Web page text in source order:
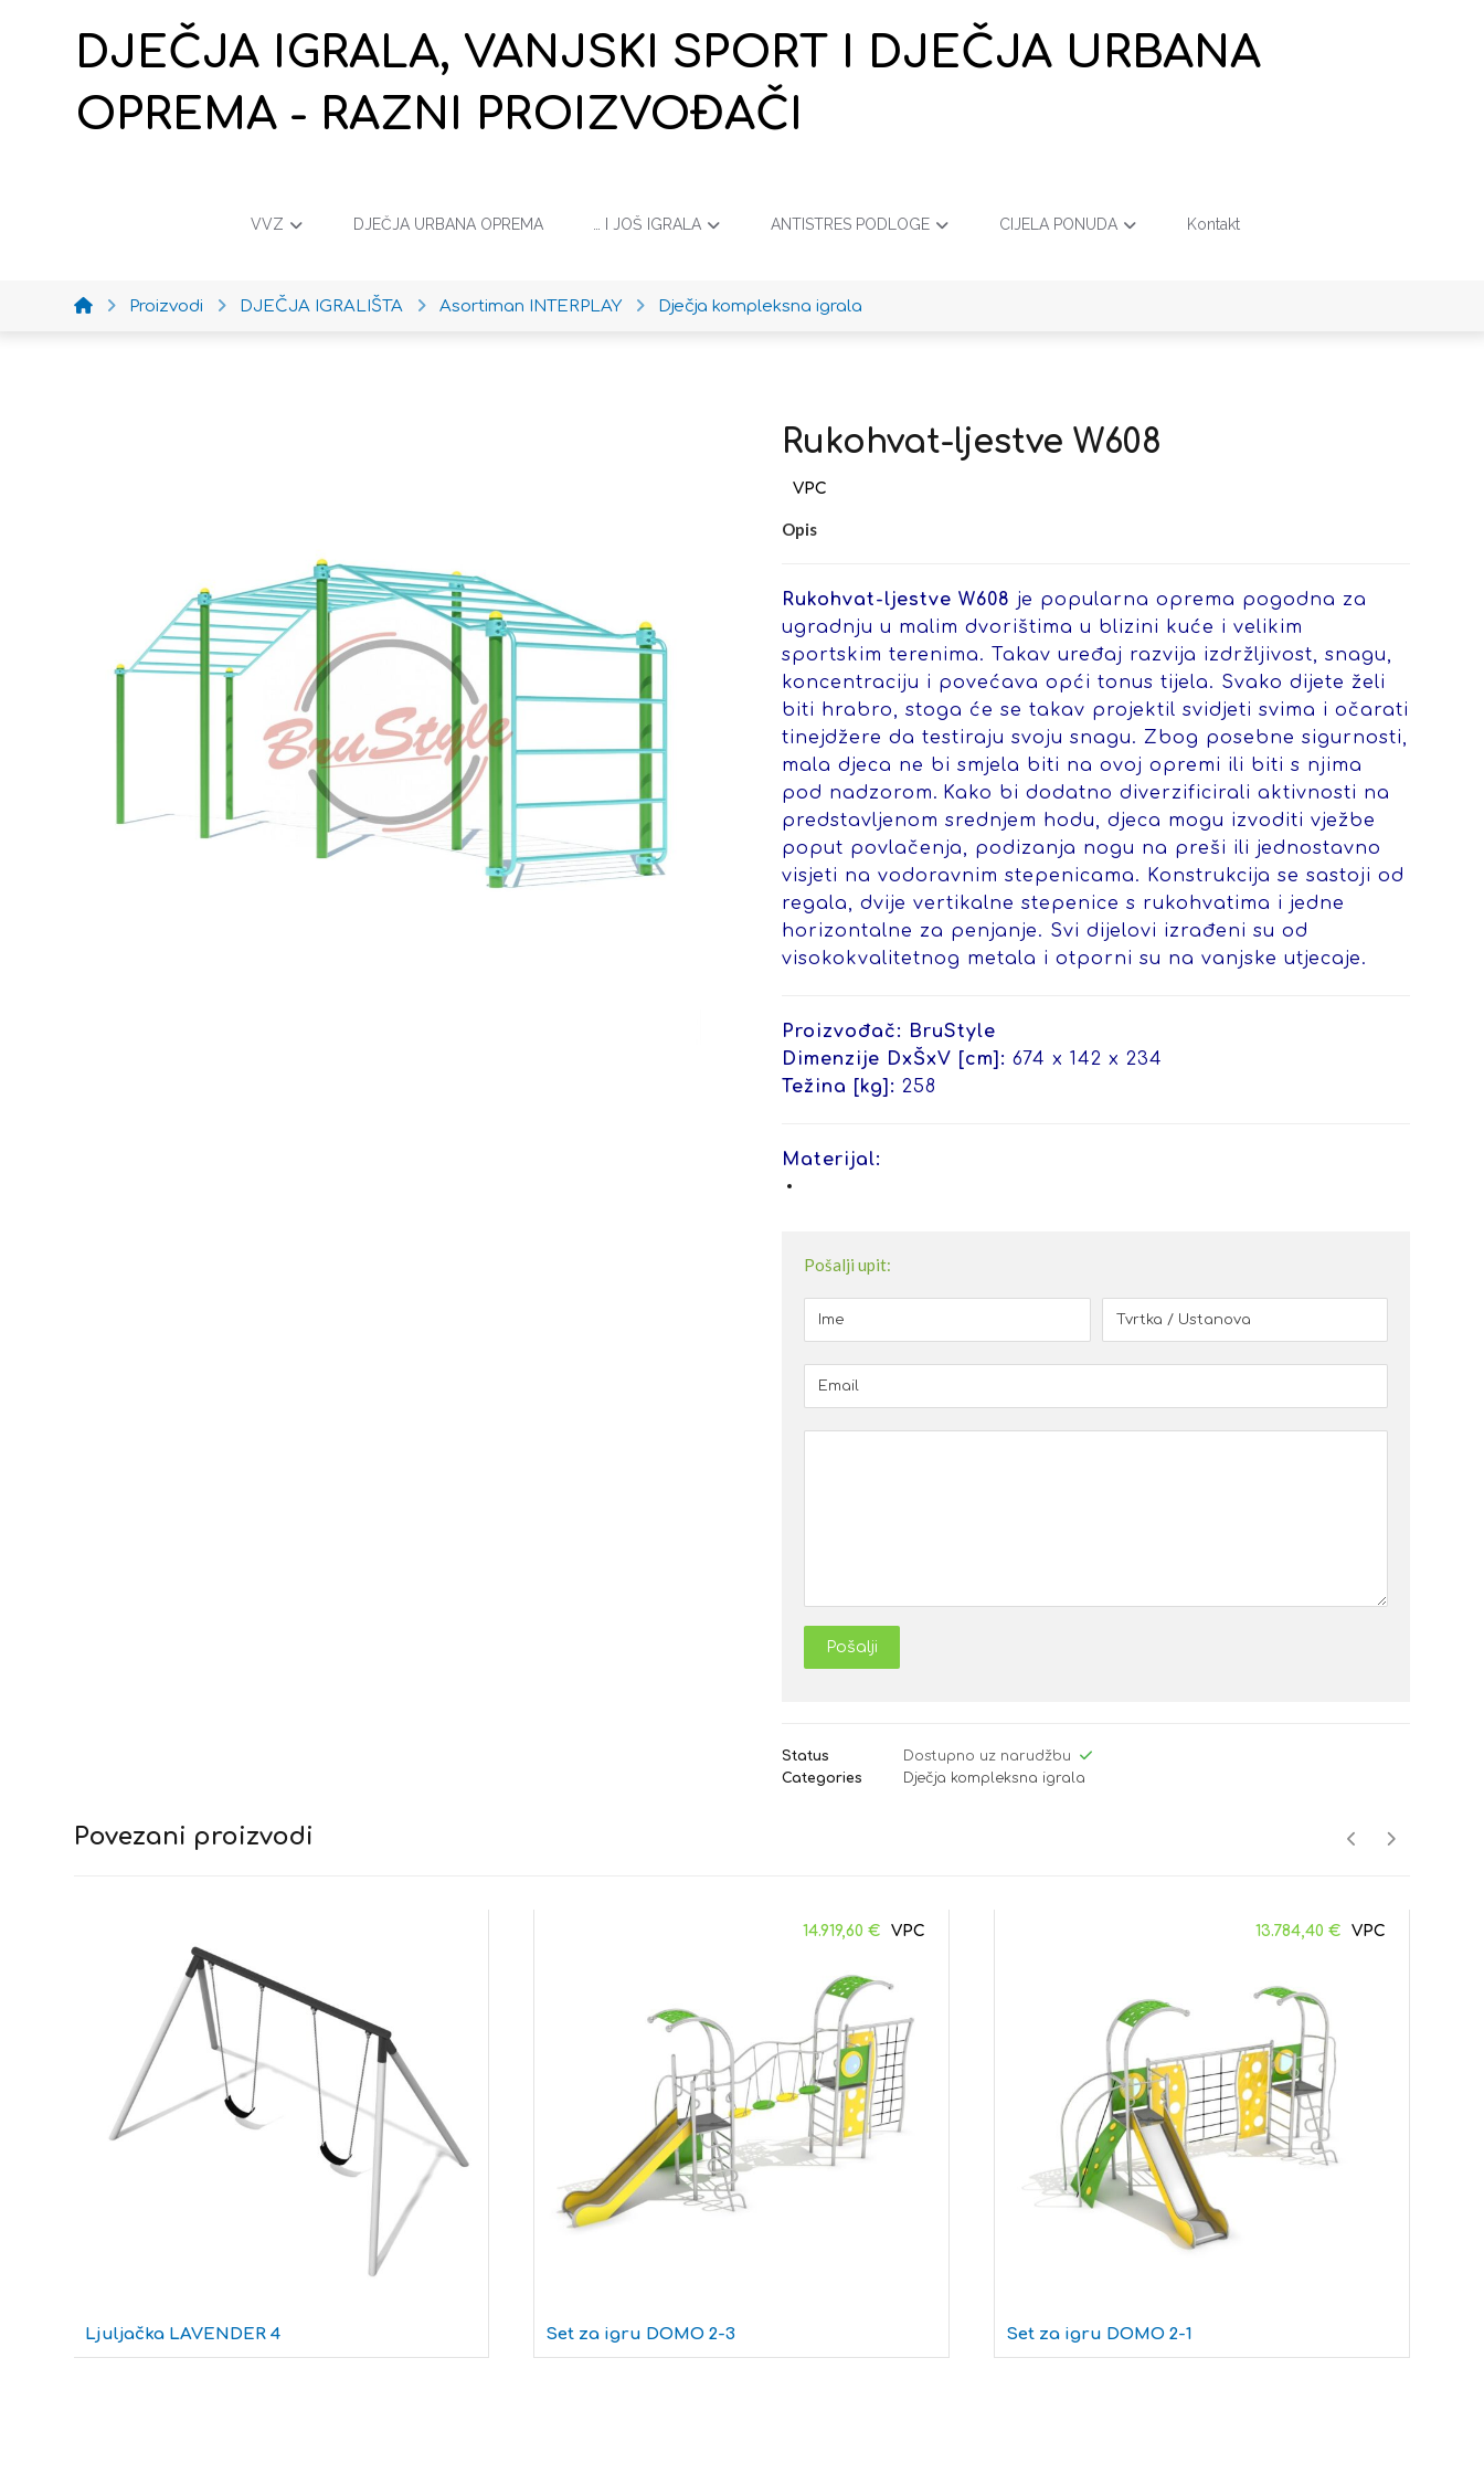
DJEČJA IGRALA, VANJSKI SPORT I DJEČJA URBANA
OPREMA - RAZNI PROIZVOĐAČI
VVZ DJEČJA URBANA OPREMA … I JOŠ IGRALA ANTISTRES PODLOGE CIJELA PONUDA Kontakt
Proizvodi DJEČJA IGRALIŠTA Asortiman INTERPLAY Dječja kompleksna igrala
Rukohvat-ljestve W608
Opis
Rukohvat-ljestve W608 je popularna oprema pogodna za
ugradnju u malim dvorištima u blizini kuće i velikim
sportskim terenima. Takav uređaj razvija izdržljivost, snagu,
koncentraciju i povećava opći tonus tijela. Svako dijete želi
biti hrabro, stoga će se takav projektil svidjeti svima i očarati
tinejdžere da testiraju svoju snagu. Zbog posebne sigurnosti,
mala djeca ne bi smjela biti na ovoj opremi ili biti s njima
pod nadzorom. Kako bi dodatno diverzificirali aktivnosti na
predstavljenom srednjem hodu, djeca mogu izvoditi vježbe
poput povlačenja, podizanja nogu na preši ili jednostavno
visjeti na vodoravnim stepenicama. Konstrukcija se sastoji od
regala, dvije vertikalne stepenice s rukohvatima i jedne
horizontalne za penjanje. Svi dijelovi izrađeni su od
visokokvalitetnog metala i otporni su na vanjske utjecaje.
Proizvođač: BruStyle
Dimenzije DxŠxV [cm]: 674 x 142 x 234
Težina [kg]: 258
Materijal:
Pošalji upit:
Pošalji
Status
Dostupno uz narudžbu
Categories
Dječja kompleksna igrala
Povezani proizvodi
Ljuljačka LAVENDER 4 Set za igru DOMO 2-3
14.919,60€
Set za igru DOMO 2-1
13.784,40€